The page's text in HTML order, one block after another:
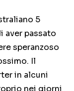
5
aver passato
speranzoso
Il
in alcuni
nei giorni